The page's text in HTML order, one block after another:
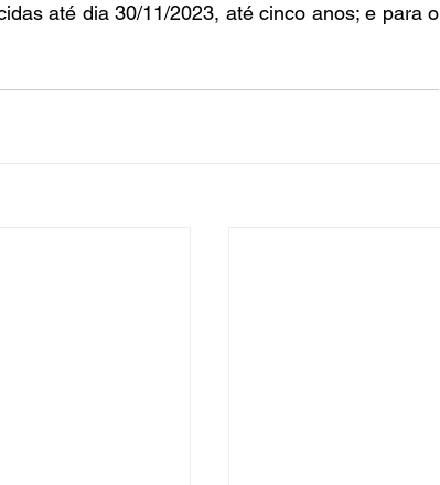
até dia 30/11/2023, até cinco anos; e para o